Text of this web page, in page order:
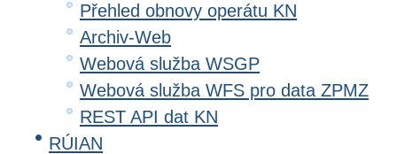
Přehled obnovy operátu KN
Archiv-Web
Webová služba WSGP
Webová služba WFS pro data ZPMZ
REST API dat KN
RÚIAN